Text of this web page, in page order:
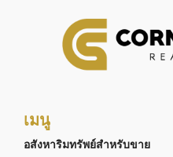
เมนู
อสังหาริมทรัพย์สำหรับขาย